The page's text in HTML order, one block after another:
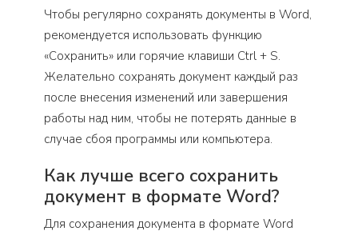
Чтобы регулярно сохранять документы в Word,
рекомендуется использовать функцию
«Сохранить» или горячие клавиши Ctrl + S.
Желательно сохранять документ каждый раз
после внесения изменений или завершения
работы над ним, чтобы не потерять данные в
случае сбоя программы или компьютера.
Как лучше всего сохранить
документ в формате Word?
Для сохранения документа в формате Word